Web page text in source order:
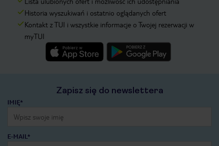
Historia wyszukiwań i ostatnio oglądanych ofert
Kontakt z TUI i wszystkie informacje o Twojej rezerwacji w
myTUI
Zapisz się do newslettera
IMIĘ*
E-MAIL*